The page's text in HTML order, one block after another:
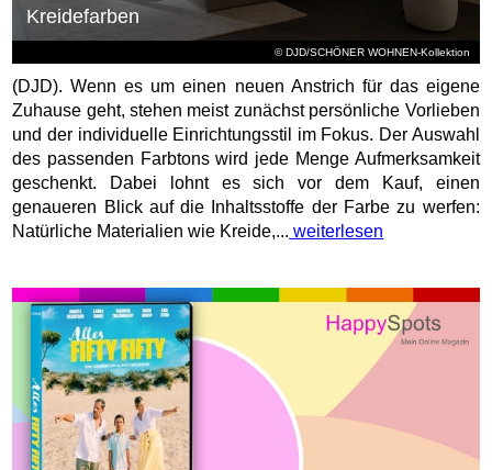
© DJD/SCHÖNER WOHNEN-Kollektion
Kreidefarben
(DJD). Wenn es um einen neuen Anstrich für das eigene
Zuhause geht, stehen meist zunächst persönliche Vorlieben
und der individuelle Einrichtungsstil im Fokus. Der Auswahl
des passenden Farbtons wird jede Menge Aufmerksamkeit
geschenkt. Dabei lohnt es sich vor dem Kauf, einen
genaueren Blick auf die Inhaltsstoffe der Farbe zu werfen:
Natürliche Materialien wie Kreide,... weiterlesen